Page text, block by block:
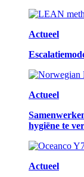
Actueel
Actueel
hygiëne te
Actueel